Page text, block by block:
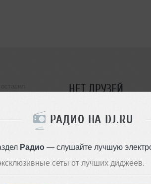
РАДИО НА DJ.RU
Радио— слушайте лучшую
сеты от лучших диджеев.
НЕТ ДРУЗЕЙ